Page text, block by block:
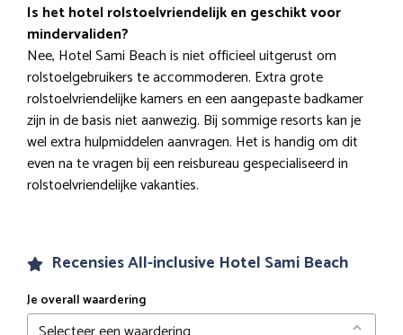
Is het hotel rolstoelvriendelijk en geschikt voor
mindervaliden?
Nee, Hotel Sami Beach is niet officieel uitgerust om
rolstoelgebruikers te accommoderen. Extra grote
rolstoelvriendelijke kamers en een aangepaste badkamer
zijn in de basis niet aanwezig. Bij sommige resorts kan je
wel extra hulpmiddelen aanvragen. Het is handig om dit
even na te vragen bij een reisbureau gespecialiseerd in
rolstoelvriendelijke vakanties.
Recensies All-inclusive Hotel Sami Beach
Je overall waardering